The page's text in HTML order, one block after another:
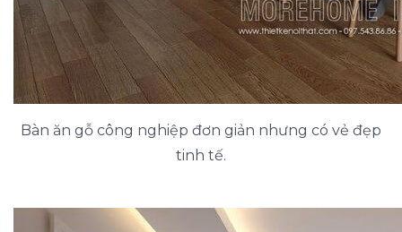
Bàn ăn gỗ công nghiệp đơn giản nhưng có vẻ đẹp
tinh tế.